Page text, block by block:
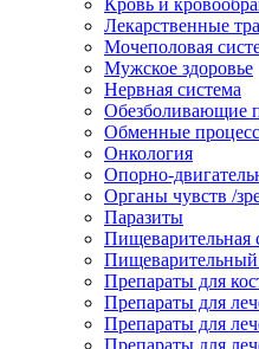
Кровь и
Лекарственные
Мочеполовая
Мужское здоровье
Нервная система
Обезболивающие
Обменные
Онкология
Опорно-
Органы чувств /
Паразиты
Пищеварительная
Пищеварительный
Препараты для
Препараты для
Препараты для
Препараты для